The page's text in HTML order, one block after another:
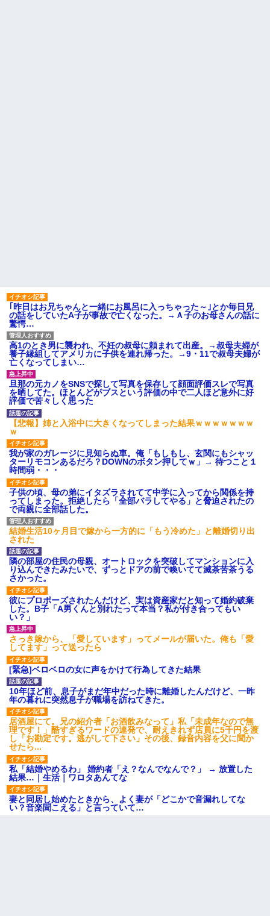
後続車にクラクションを鳴ら
され彼氏が逆切れ。「何クラク
ション鳴らしてんだ！降りてこ
いよ！」と怒鳴りだし...
【衝撃】報酬100万円超の治験
募集がこちらｗｗｗｗｗ(※画像
あり)
【ネット騒然】惨殺されたタ
ワマン頂き女子のこの動画、す
げえええええｗｗｗｗｗｗｗｗ
ｗｗｗ
【愕然】白のクラウン俺氏、
高速道路左車線を制限速度で走
った結果wwwwwwwwwwww
百年の恋12-899 食べた量を
張り合ってくる
【悲報】佐藤輝明・・・２軍
でも盛大にやらかす←あまり悲
しませないでくれ
｢昨日はお兄ちゃんと一緒にお風呂に入っちゃった～｣とか毎日兄
の話をしていたA子が事故で亡くなった。→Ａ子のお母さんの話に
驚愕…
高1のとき男に襲われ、不妊の叔母に頼まれて出産。→叔母夫婦が
養子縁組してアメリカに子供を連れ帰った。→9・11で叔母夫婦が
亡くなってしまい…
旦那の元カノをSNSで探して写真を保存して顔面評価スレで写真
を晒してた。ほとんどがブスという評価の中で二人ほど意外に好
評価で苦々しく思った
【悲報】姉と入浴中に大きくなってしまった結果ｗｗｗｗｗｗｗ
ｗ
我が家のガレージに見知らぬ車。俺「もしもし、玄関にもシャッ
ターリモコンあるだろ？DOWNのボタン押してｗ」→ 待つこと１
時間弱・・・
子供の頃、母の弟にイタズラされてて中学に入ってから関係を持
ってしまった。拒絶したら「全部バラしてやる」と脅迫されたの
で両親に全部話した。
結婚生活10ヶ月目で嫁から一方的に「もう冷めた」と離婚切り出
された
隣の部屋の住民の母親、オートロックを突破してマンションに入
り込んできたみたいで、ずっとドアの前で喚いてて滅茶苦茶うる
さかった。
彼にプロポーズされたんだけど、実は資産家だと知って婚約破棄
した。B子「A男くんと別れたって本当？私が付き合ってもい
い？」
さっき嫁から、「愛しています」ってメールが届いた。俺も「愛
してます」って送ったら
[緊急]ベロベロの女に声をかけて行為してきた結果
10年ほど前、息子がまだ年中だった時に離婚したんだけど、一昨
年の暮れに突然息子が職場を訪ねてきた。
居酒屋にて。兄の紹介者「お酒飲みなって」私「未成年なので無
理です！」酷すぎるワードの連発で、耐えきれず店員に5千円を渡
し「お勘定です。逃がして下さい」その後、録音内容を父に聞か
せたら...
私「結婚やめるわ」 婚約者「え？なんでなんで？」 → 放置した
結果…｜生活｜ワロタあんてな
妻と同居し始めたときから、よく妻が「どこかで音漏れしてな
い？音楽聞こえる」と言っていて…